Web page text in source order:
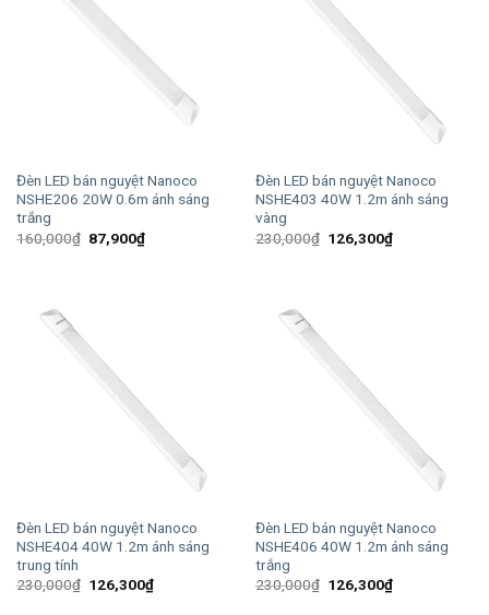
Đèn LED bán nguyệt Nanoco
NSHE206 20W 0.6m ánh sáng
trắng
160,000₫ Giá
gốc
87,900₫Giá
hiện
Đèn LED bán nguyệt Nanoco
NSHE403 40W 1.2m ánh sáng
vàng
230,000₫ Giá
126,300₫Giá
hiện
Đèn LED bán nguyệt Nanoco
NSHE404 40W 1.2m ánh sáng
trung tính
230,000₫ Giá
126,300₫Giá
hiện
Đèn LED bán nguyệt Nanoco
NSHE406 40W 1.2m ánh sáng
trắng
230,000₫ Giá
126,300₫Giá
hiện